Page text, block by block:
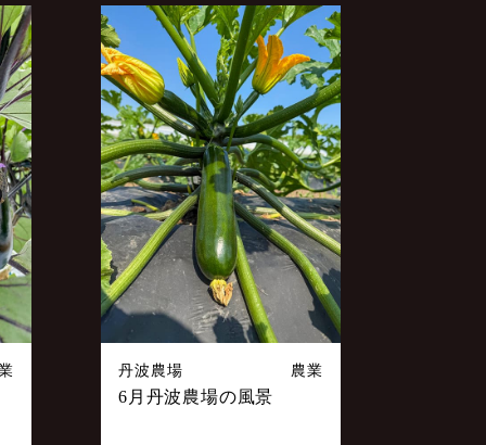
丹波農場 農業
6月丹波農場の風景